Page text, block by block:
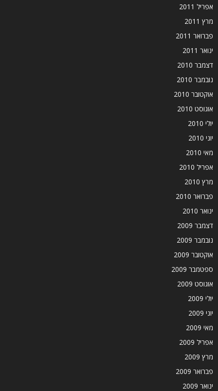
אפריל 2011
מרץ 2011
פברואר 2011
ינואר 2011
דצמבר 2010
נובמבר 2010
אוקטובר 2010
אוגוסט 2010
יולי 2010
יוני 2010
מאי 2010
אפריל 2010
מרץ 2010
פברואר 2010
ינואר 2010
דצמבר 2009
נובמבר 2009
אוקטובר 2009
ספטמבר 2009
אוגוסט 2009
יולי 2009
יוני 2009
מאי 2009
אפריל 2009
מרץ 2009
פברואר 2009
ינואר 2009